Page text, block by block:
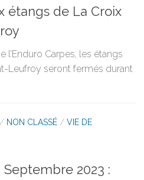
étangs de La Croix
l’Enduro Carpes, les étangs
Leufroy seront fermés durant
/ NON CLASSÉ / VIE DE
2023 :